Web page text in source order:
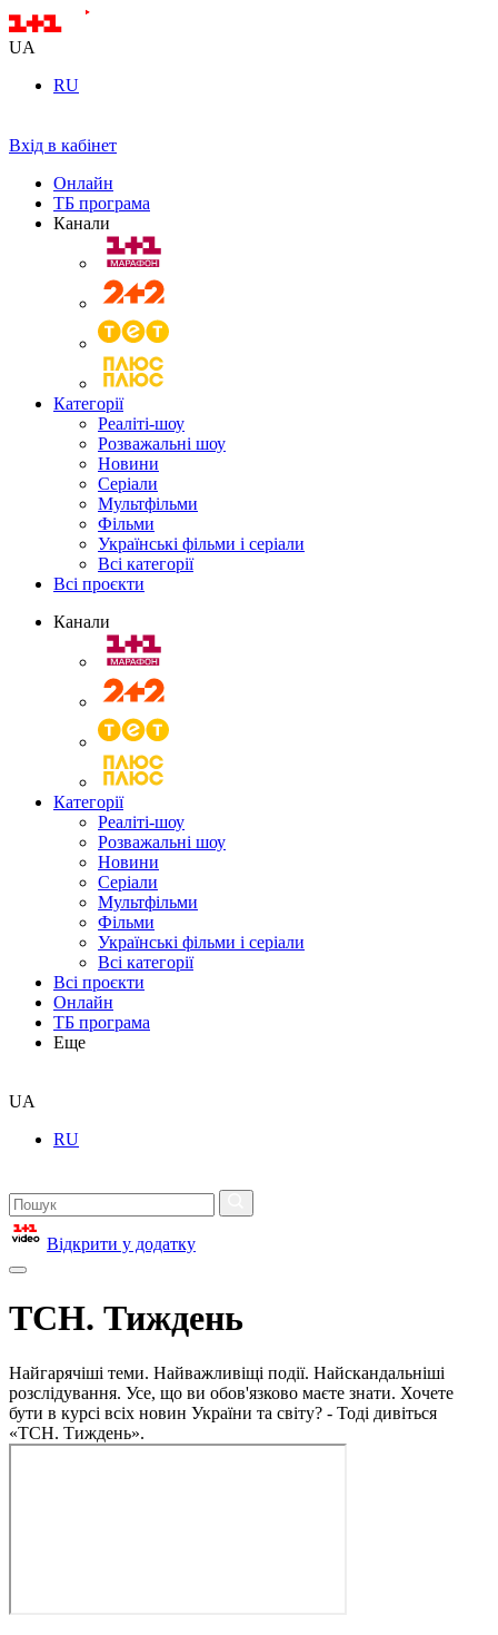
UA
RU
Вхід в кабінет
Онлайн
ТБ програма
Канали
Категорії
Реаліті-шоу
Розважальні шоу
Новини
Серіали
Мультфільми
Фільми
Українські фільми і серіали
Всі категорії
Всі проєкти
Канали
Категорії
Реаліті-шоу
Розважальні шоу
Новини
Серіали
Мультфільми
Фільми
Українські фільми і серіали
Всі категорії
Всі проєкти
Онлайн
ТБ програма
Еще
UA
RU
Відкрити у додатку
ТСН. Тиждень
Найгарячіші теми. Найважливіщі події. Найскандальніші
розслідування. Усе, що ви обов'язково маєте знати. Хочете
бути в курсі всіх новин України та світу? - Тоді дивіться
«ТСН. Тиждень».